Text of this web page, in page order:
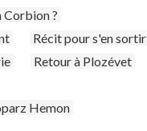
Corbion ?
Récit pour s'en sortir
Retour à Plozévet
Hemon